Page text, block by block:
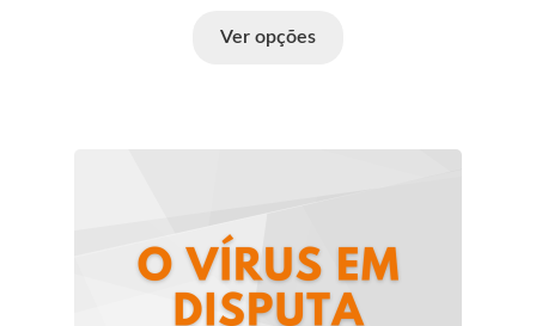
Ver opções